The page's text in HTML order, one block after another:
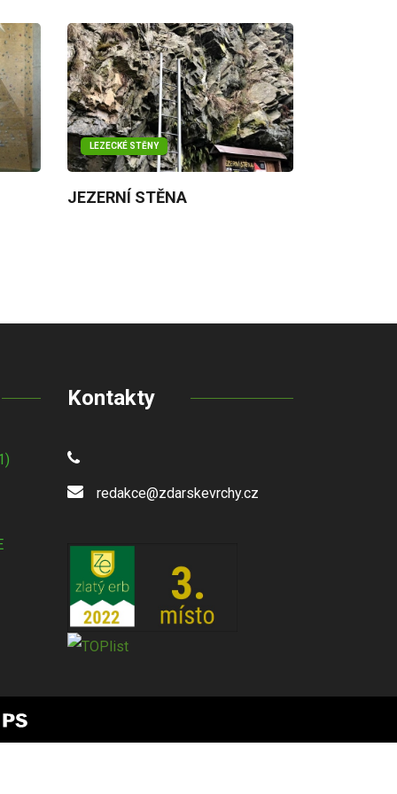
LEZECKÉ STĚNY
JEZERNÍ STĚNA
Kontakty
redakce@zdarskevrchy.cz